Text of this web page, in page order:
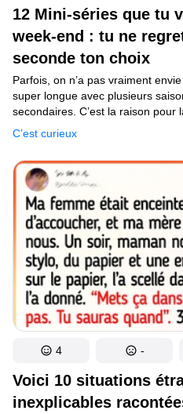
12 Mini-séries que tu
week-end : tu ne
seconde ton choix
C’est curieux
Parfois, on n’a pas vraiment
super longue avec plusieurs
secondaires. C’est la raison pour
de productions de qualité sortent
série”, très appréciée des
la durée plus courte crée plus de
prenante que le sommeil passe
Voici 10 situations
inexplicables
4 -